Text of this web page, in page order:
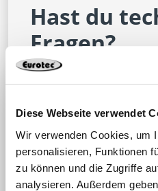
Diese Webseite verwendet
Wir verwenden Cookies, um
personalisieren, Funktionen
zu können und die Zugriffe
analysieren. Außerdem
Hast du
Fragen?
Wir beraten dich
damit wir Dir schnell
helfen können oder
kostenlose
Planung.